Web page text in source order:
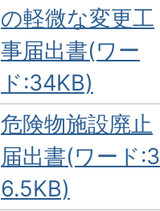
の軽微な変更工
事届出書(ワー
ド:34KB)
危険物施設廃止
届出書(ワード:3
6.5KB)